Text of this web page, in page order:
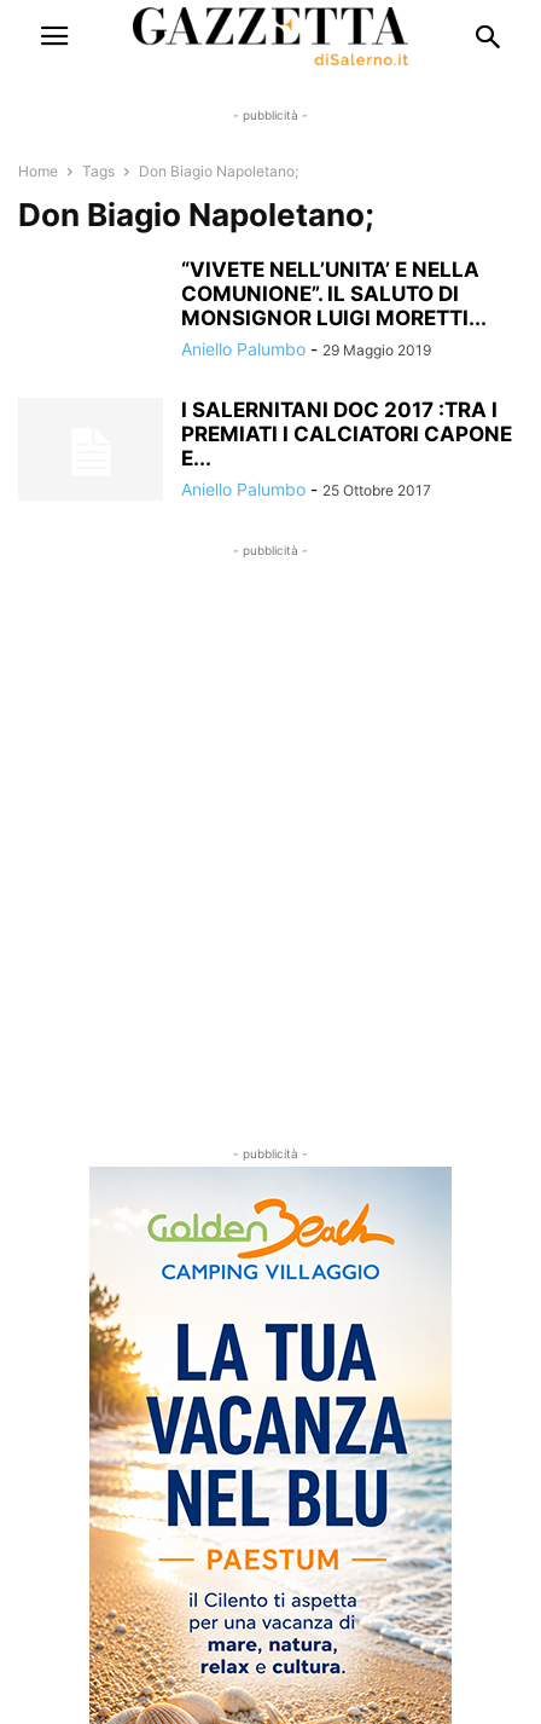
- pubblicità -
Home Tags Don Biagio Napoletano;
Don Biagio Napoletano;
“VIVETE NELL’UNITA’ E NELLA
COMUNIONE”. IL SALUTO DI
MONSIGNOR LUIGI MORETTI...
Aniello Palumbo - 29 Maggio 2019
I SALERNITANI DOC 2017 :TRA I
PREMIATI I CALCIATORI CAPONE
E...
Aniello Palumbo - 25 Ottobre 2017
- pubblicità -
- pubblicità -